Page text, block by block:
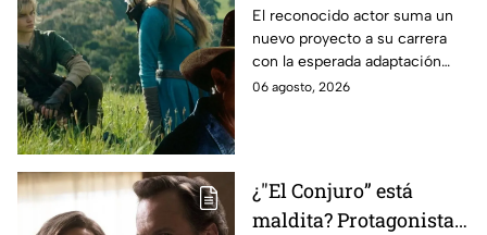
antes de morir: esto es
lo que se sabe hasta
ahora
El reconocido actor suma un
nuevo proyecto a su carrera
con la esperada adaptación
cinematográfica del popular
06 agosto, 2026
¿"El Conjuro” está
maldita? Protagonista